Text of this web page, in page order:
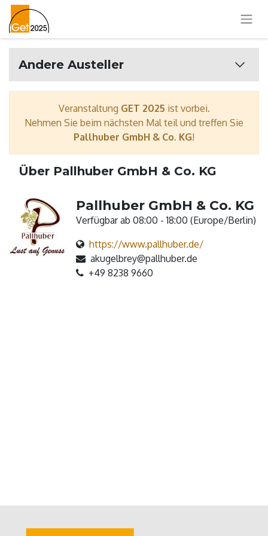
Andere Austeller
Veranstaltung GET 2025 ist vorbei.
Nehmen Sie beim nächsten Mal teil und treffen Sie
Pallhuber GmbH & Co. KG!
Über Pallhuber GmbH & Co. KG
Pallhuber GmbH & Co. KG
Verfügbar ab 08:00 - 18:00 (Europe/Berlin)
https://www.pallhuber.de/
akugelbrey@pallhuber.de
+49 8238 9660